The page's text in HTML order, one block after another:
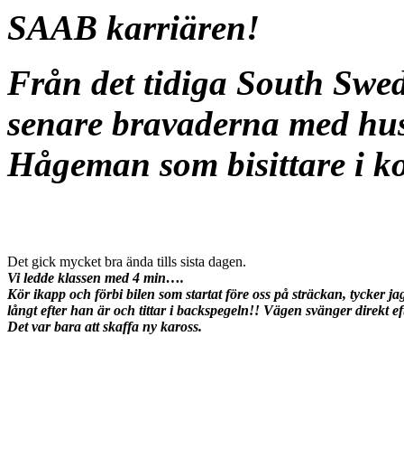
SAAB karriären!
Från det tidiga South
senare bravaderna med
Hågeman som bisittare i
Det gick mycket bra ända tills sista dagen.
Vi ledde klassen med 4 min….
Kör ikapp och förbi bilen som startat före oss på sträckan, tycker
långt efter han är och tittar i backspegeln!! Vägen svänger direkt
Det var bara att skaffa ny kaross.